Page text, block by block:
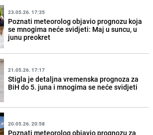
23.05.26. 17:35
Poznati meteorolog objavio prognozu koja
se mnogima neće svidjeti: Maj u suncu, u
junu preokret
21.05.26. 17:17
Stigla je detaljna vremenska prognoza za
BiH do 5. juna i mnogima se neće svidjeti
20.05.26. 20:58
Poznati meteorolog objavio prognozu za